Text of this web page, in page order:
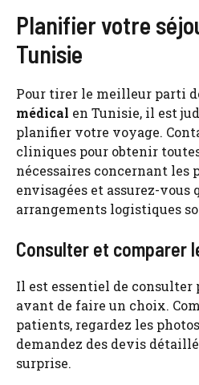
Planifier votre
Tunisie
Pour tirer le meilleur parti
médical en Tunisie, il est
planifier votre voyage.
cliniques pour obtenir
nécessaires concernant les
envisagées et assurez-vous
arrangements logistiques
Consulter et comparer
Il est essentiel de
avant de faire un choix.
patients, regardez les
demandez des devis
surprise.